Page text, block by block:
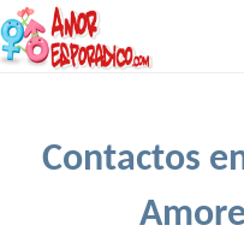
Contactos